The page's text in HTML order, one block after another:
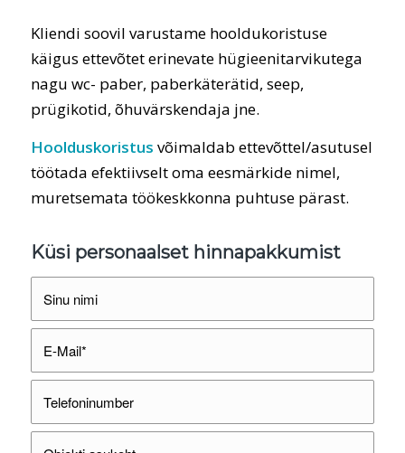
Kliendi soovil varustame hooldukoristuse
käigus ettevõtet erinevate hügieenitarvikutega
nagu wc- paber, paberkäterätid, seep,
prügikotid, õhuvärskendaja jne.
Hoolduskoristus võimaldab ettevõttel/asutusel
töötada efektiivselt oma eesmärkide nimel,
muretsemata töökeskkonna puhtuse pärast.
Küsi personaalset hinnapakkumist